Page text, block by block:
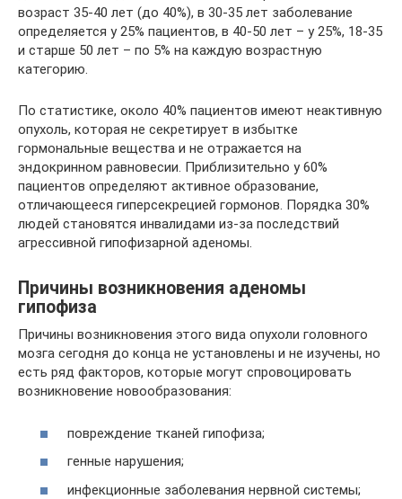
возраст 35-40 лет (до 40%), в 30-35 лет заболевание
определяется у 25% пациентов, в 40-50 лет – у 25%, 18-35
и старше 50 лет – по 5% на каждую возрастную
категорию.
По статистике, около 40% пациентов имеют неактивную
опухоль, которая не секретирует в избытке
гормональные вещества и не отражается на
эндокринном равновесии. Приблизительно у 60%
пациентов определяют активное образование,
отличающееся гиперсекрецией гормонов. Порядка 30%
людей становятся инвалидами из-за последствий
агрессивной гипофизарной аденомы.
Причины возникновения аденомы
гипофиза
Причины возникновения этого вида опухоли головного
мозга сегодня до конца не установлены и не изучены, но
есть ряд факторов, которые могут спровоцировать
возникновение новообразования:
повреждение тканей гипофиза;
генные нарушения;
инфекционные заболевания нервной системы;